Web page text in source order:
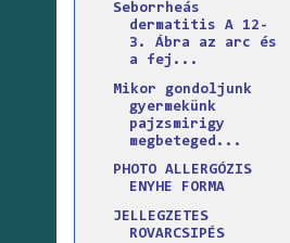
Seborrheás
dermatitis A 12-
3. Ábra az arc és
a fej...
Mikor gondoljunk
gyermekünk
pajzsmirigy
megbeteged...
PHOTO ALLERGÓZIS
ENYHE FORMA
JELLEGZETES
ROVARCSIPÉS